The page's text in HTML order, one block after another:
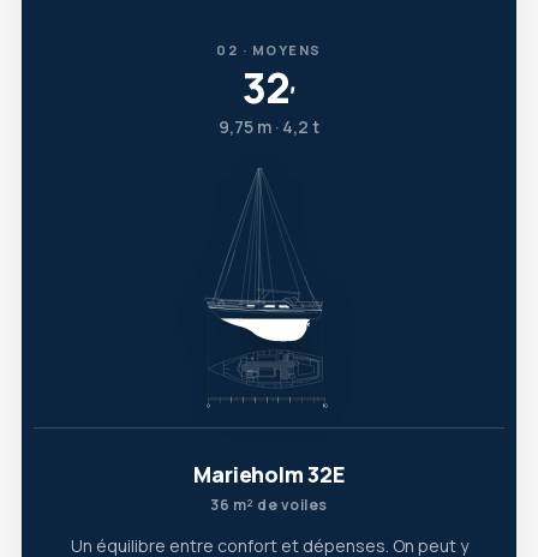
02 · MOYENS
32′
9,75 m · 4,2 t
Marieholm 32E
36 m² de voiles
Un équilibre entre confort et dépenses. On peut y